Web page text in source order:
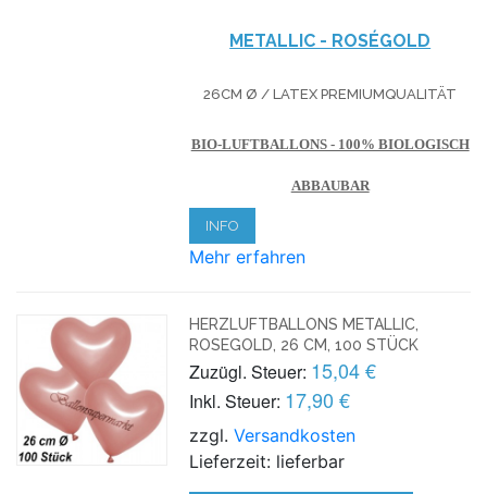
METALLIC - ROSÉGOLD
26CM Ø / LATEX PREMIUMQUALITÄT
BIO-LUFTBALLONS - 100% BIOLOGISCH
ABBAUBAR
INFO
Mehr erfahren
HERZLUFTBALLONS METALLIC,
ROSEGOLD, 26 CM, 100 STÜCK
Zuzügl. Steuer: 15,04 €
Inkl. Steuer: 17,90 €
zzgl.Versandkosten
Lieferzeit: lieferbar